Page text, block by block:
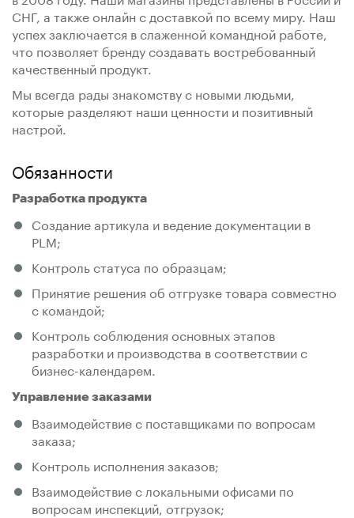
СНГ, а также онлайн с доставкой по всему миру. Наш
успех заключается в слаженной командной работе,
что позволяет бренду создавать востребованный
качественный продукт.
Мы всегда рады знакомству с новыми людьми,
которые разделяют наши ценности и позитивный
настрой.
Обязанности
Разработка продукта
Создание артикула и ведение документации в
PLM;
Контроль статуса по образцам;
Принятие решения об отгрузке товара совместно
с командой;
Контроль соблюдения основных этапов
разработки и производства в соответствии с
бизнес-календарем.
Управление заказами
Взаимодействие с поставщиками по вопросам
заказа;
Контроль исполнения заказов;
Взаимодействие с локальными офисами по
вопросам инспекций, отгрузок;